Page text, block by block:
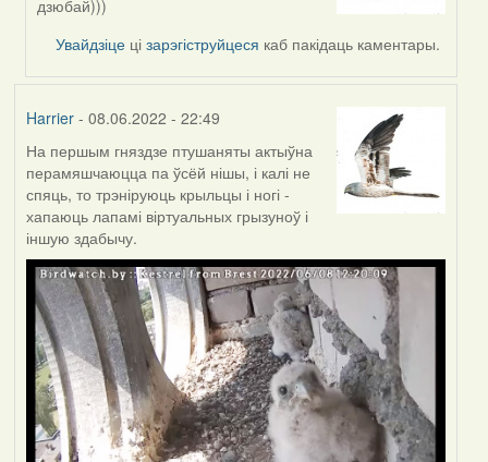
to
Lighty
дзюбай)))
Увайдзіце цізарэгіструйцеся каб пакідаць каментары.
Harrier- 08.06.2022 - 22:49
На першым гняздзе птушаняты актыўна
перамяшчаюцца па ўсёй нішы, і калі не
спяць, то трэніруюць крыльцы і ногі -
хапаюць лапамі віртуальных грызуноў і
іншую здабычу.